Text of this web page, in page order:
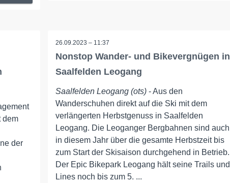
dem
der
26.09.2023 – 11:37
Nonstop Wander- und Bikevergnügen in
Saalfelden Leogang
Saalfelden Leogang (ots)- Aus den
Wanderschuhen direkt auf die Ski mit dem
verlängerten Herbstgenuss in Saalfelden
Leogang. Die Leoganger Bergbahnen sind auch
in diesem Jahr über die gesamte Herbstzeit bis
zum Start der Skisaison durchgehend in Betrieb.
Der Epic Bikepark Leogang hält seine Trails und
Lines noch bis zum 5. ...